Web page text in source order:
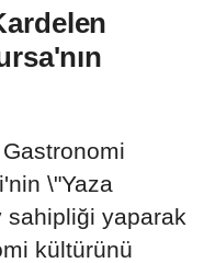
\"Yaza
sahipliği yaparak
kültürünü